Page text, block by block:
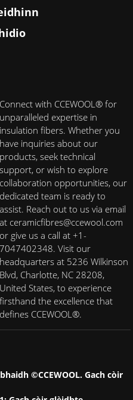
Connect with CCEWOOL® for
unparalleled expertise in
insulation fibers. Whether you
have inquiries about our
products, seek technical
support, or wish to explore
collaboration opportunities, our
dedicated team is ready to
assist. Reach out to us via email
at ceramicfibres@ccewool.com
or give us a call at +1-
7047402348. Visit our
headquarters at 5236 Wilkinson
Blvd, Charlotte, NC 28208,
United States, to experience
firsthand the excellence that
defines CCEWOOL®.
©CCEWOOL. Gach còir